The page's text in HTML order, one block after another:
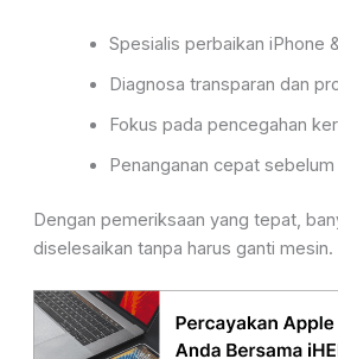
Spesialis perbaikan iPhone
Diagnosa transparan dan
Fokus pada pencegahan
Penanganan cepat
Dengan pemeriksaan yang tepat,
diselesaikan tanpa harus ganti mesin.